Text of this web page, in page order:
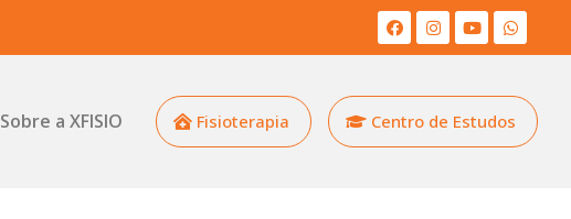
Sobre a XFISIO Fisioterapia Centro de Estudos